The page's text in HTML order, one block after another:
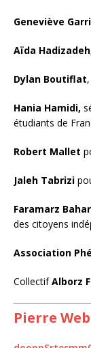
Geneviève
Aïda
Dylan Boutiflat
Hania Hamidi,
étudiants de
Robert Mallet
Jaleh Tabrizi
Faramarz Bahar
des citoyens
Association
CollectifAlborz
Pierre